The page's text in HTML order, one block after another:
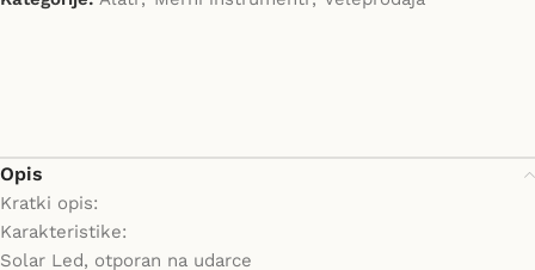
Opis
Kratki opis:
Karakteristike:
Solar Led, otporan na udarce